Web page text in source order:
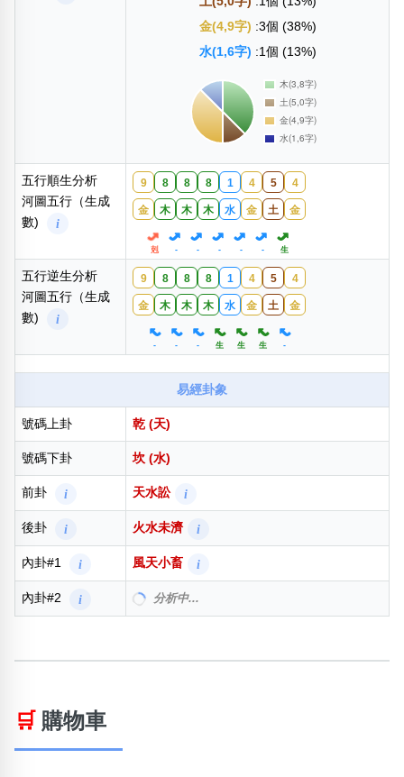
金(4,9字) :3個 (38%)
水(1,6字) :1個 (13%)
五行順生分析
河圖五行（生成
數)
i
9 8 8 8 1 4 5 4
金 木 木 木 水 金 土 金
剋 - - - - - 生
五行逆生分析
河圖五行（生成
數)
i
9 8 8 8 1 4 5 4
金 木 木 木 水 金 土 金
- - - 生 生 生 -
易經卦象
號碼上卦 乾 (天)
號碼下卦 坎 (水)
前卦 i 天水訟 i
後卦 i 火水未濟 i
內卦#1 i 風天小畜 i
內卦#2 i 風火家人 i
🛒 購物車